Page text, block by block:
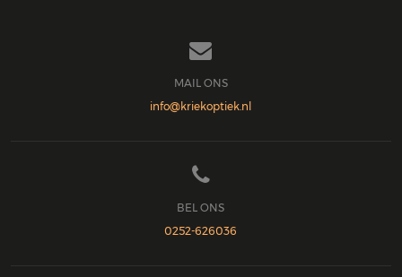

MAIL ONS
info@kriekoptiek.nl

BEL ONS
0252-626036